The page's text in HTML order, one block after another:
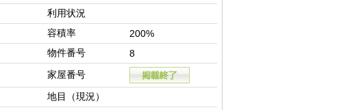
利用状況
容積率
200%
物件番号
8
家屋番号
地目（現況）